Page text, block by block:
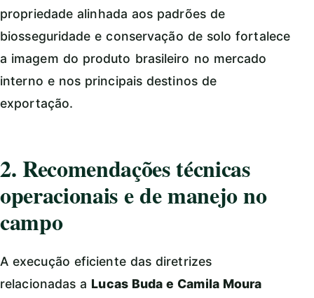
propriedade alinhada aos padrões de
biosseguridade e conservação de solo fortalece
a imagem do produto brasileiro no mercado
interno e nos principais destinos de
exportação.
2. Recomendações técnicas
operacionais e de manejo no
campo
A execução eficiente das diretrizes
relacionadas a Lucas Buda e Camila Moura